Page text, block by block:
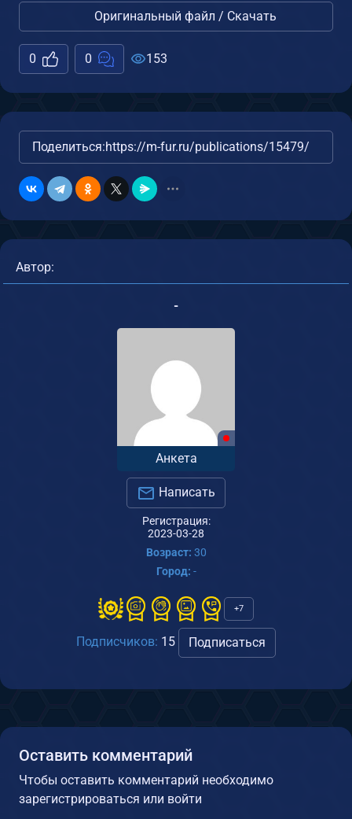
Оригинальный файл / Скачать
0 0 153
Поделиться:https://m-fur.ru/publications/15479/
Автор:
-
Анкета
Написать
Регистрация:
2023-03-28
Возраст: 30
Город: -
+7
Подписчиков: 15 Подписаться
Оставить комментарий
Чтобы оставить комментарий необходимо
зарегистрироваться или войти